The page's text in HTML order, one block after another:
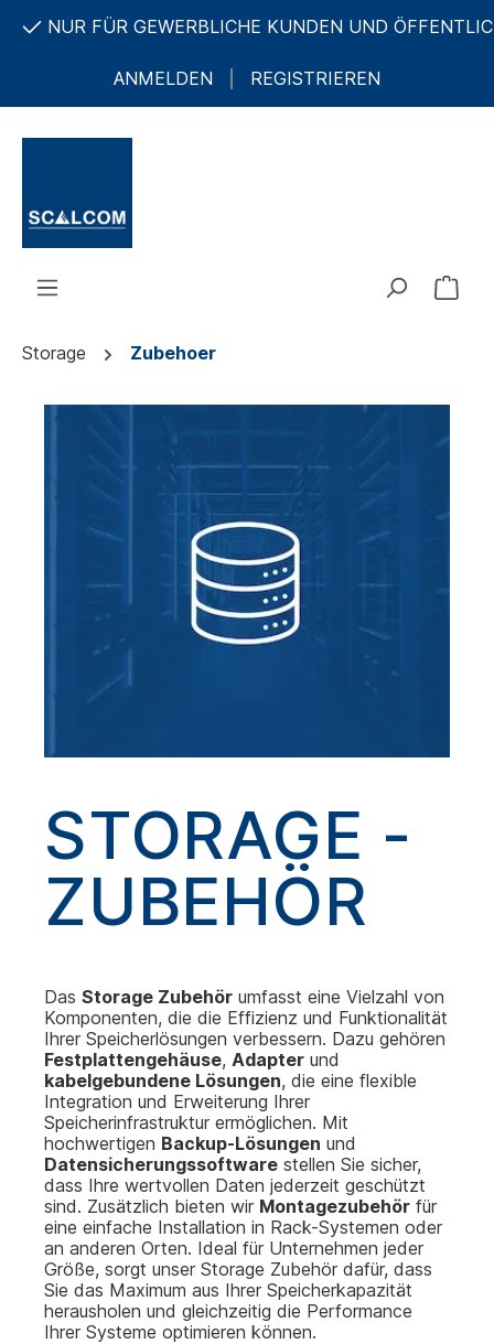
KUNDEN UND ÖFFENTLICHE
ANMELDEN REGISTRIEREN
Storage Zubehoer
STORAGE -
ZUBEHÖR
Das Storage Zubehör umfasst eine Vielzahl von
Komponenten, die die Effizienz und Funktionalität
Ihrer Speicherlösungen verbessern. Dazu gehören
Festplattengehäuse, Adapter und
kabelgebundene Lösungen, die eine flexible
Integration und Erweiterung Ihrer
Speicherinfrastruktur ermöglichen. Mit
hochwertigen Backup-Lösungen und
Datensicherungssoftware stellen Sie sicher,
dass Ihre wertvollen Daten jederzeit geschützt
sind. Zusätzlich bieten wir Montagezubehör für
eine einfache Installation in Rack-Systemen oder
an anderen Orten. Ideal für Unternehmen jeder
Größe, sorgt unser Storage Zubehör dafür, dass
Sie das Maximum aus Ihrer Speicherkapazität
herausholen und gleichzeitig die Performance
Ihrer Systeme optimieren können.